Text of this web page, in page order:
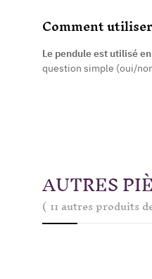
Comment
Le pendule est utilisé
question simple (oui/
AUTRES
( 11 autres produits